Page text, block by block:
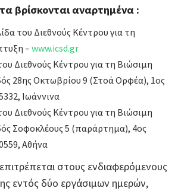
βρίσκονται αναρτημένα :
του Διεθνούς Κέντρου για τη
– www.icsd.gr
Διεθνούς Κέντρου για τη Βιώσιμη
28ης Οκτωβρίου 9 (Στοά Ορφέα), 1ος
Ιωάννινα
Διεθνούς Κέντρου για τη Βιώσιμη
Σοφοκλέους 5 (παράρτημα), 4ος
Αθήνα
στους ενδιαφερόμενους
εντός δύο εργάσιμων ημερών,